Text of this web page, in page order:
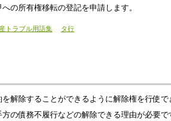
の所有権移転の登記を申請します。
トラブル用語集 タ行
解除することができるように解除権を行使
の債務不履行などの解除できる理由が必要